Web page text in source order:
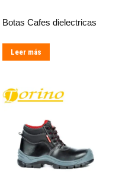
Botas Cafes dielectricas
Leer más